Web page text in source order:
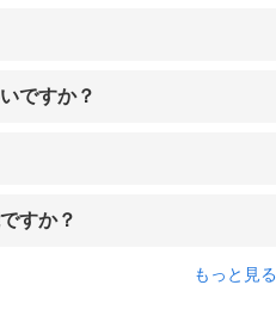
ですか？
すか？
もっと見る